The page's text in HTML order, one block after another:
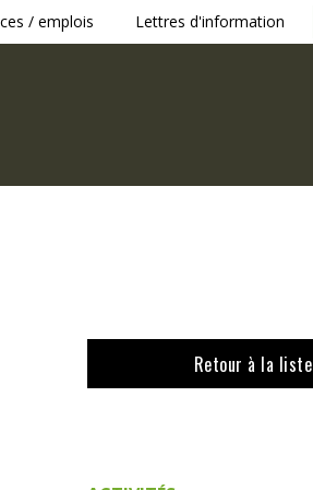
/ emplois Lettres d'information
Retour à la liste